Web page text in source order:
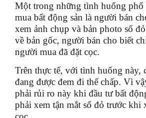
Một trong những tình huống phổ
mua bất động sản là người bán
xem ảnh chụp và bản photo sổ
về bản gốc, người bán cho biết
người mua đã đặt cọc.
Trên thực tế, với tình huống này,
đang được đem đi thế chấp. Vì
phải rủi ro này khi đầu tư bất
phải xem tận mắt sổ đỏ trước khi